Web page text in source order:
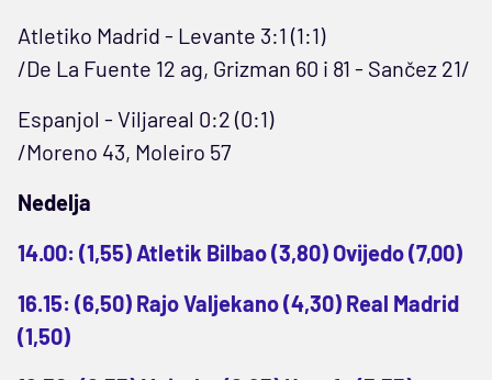
Atletiko Madrid - Levante 3:1 (1:1)
/De La Fuente 12 ag, Grizman 60 i 81 - Sančez 21/
Espanjol - Viljareal 0:2 (0:1)
/Moreno 43, Moleiro 57
Nedelja
14.00: (1,55) Atletik Bilbao (3,80) Ovijedo (7,00)
16.15: (6,50) Rajo Valjekano (4,30) Real Madrid
(1,50)